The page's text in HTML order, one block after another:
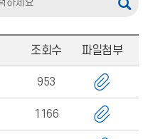
조회수 파일첨부
953
1166